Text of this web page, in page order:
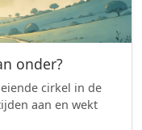
onder?
cirkel in de
aan en wekt